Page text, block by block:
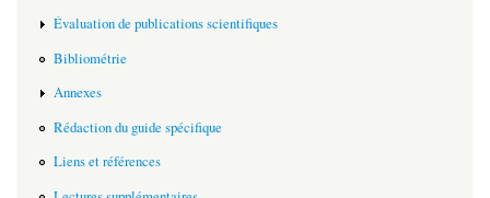
Évaluation de publications scientifiques
Bibliométrie
Annexes
Rédaction du guide spécifique
Liens et références